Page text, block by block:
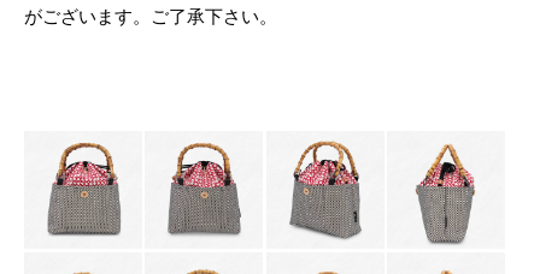
がございます。ご了承下さい。